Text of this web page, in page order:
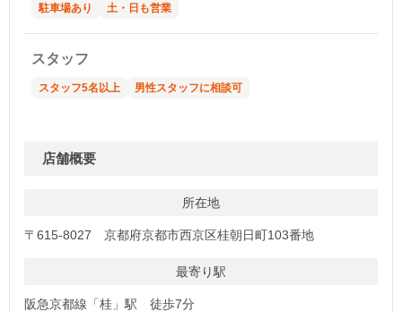
駐車場あり 土・日も営業
スタッフ
スタッフ5名以上 男性スタッフに相談可
店舗概要
所在地
〒615-8027 京都府京都市西京区桂朝日町103番地
最寄り駅
阪急京都線「桂」駅 徒歩7分